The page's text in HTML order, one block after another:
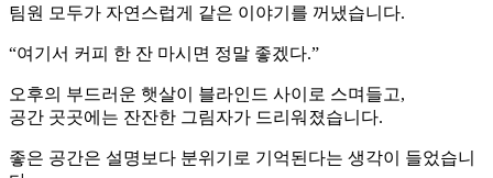
팀원 모두가 자연스럽게 같은 이야기를 꺼냈습니다.
“여기서 커피 한 잔 마시면 정말 좋겠다.”
오후의 부드러운 햇살이 블라인드 사이로 스며들고,
공간 곳곳에는 잔잔한 그림자가 드리워졌습니다.
좋은 공간은 설명보다 분위기로 기억된다는 생각이 들었습니